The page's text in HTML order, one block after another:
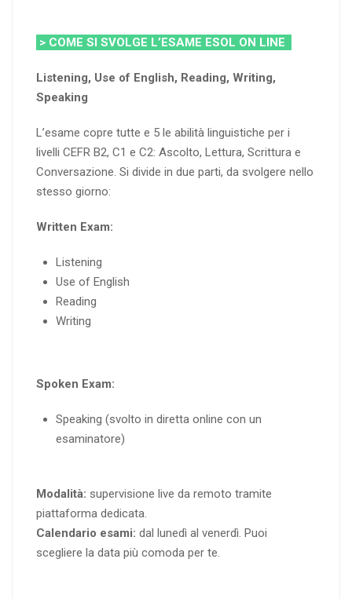
> COME SI SVOLGE L’ESAME ESOL ON LINE
Listening, Use of English, Reading, Writing,
Speaking
L’esame copre tutte e 5 le abilità linguistiche per i
livelli CEFR B2, C1 e C2: Ascolto, Lettura, Scrittura e
Conversazione. Si divide in due parti, da svolgere nello
stesso giorno:
Written Exam:
Listening
Use of English
Reading
Writing
Spoken Exam:
Speaking (svolto in diretta online con un
esaminatore)
Modalità: supervisione live da remoto tramite
piattaforma dedicata.
Calendario esami: dal lunedì al venerdì. Puoi
scegliere la data più comoda per te.